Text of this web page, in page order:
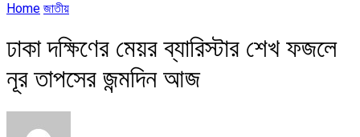
Home জাতীয়
ঢাকা দক্ষিণের মেয়র ব্যারিস্টার শেখ ফজলে
নূর তাপসের জন্মদিন আজ